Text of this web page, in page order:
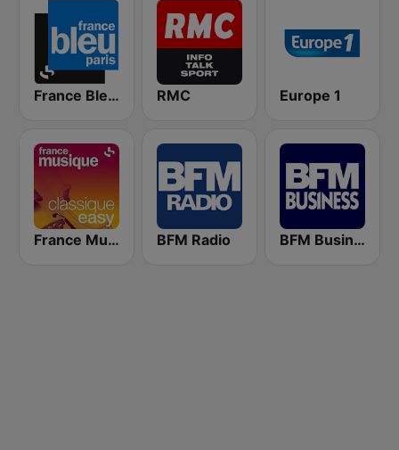
France Bleu Ile-de-France RMC Europe 1
France Musique Classique Easy BFM Radio BFM Business 100.8 FM